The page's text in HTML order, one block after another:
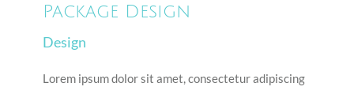
Package Design
Design
Lorem ipsum dolor sit amet, consectetur adipiscing